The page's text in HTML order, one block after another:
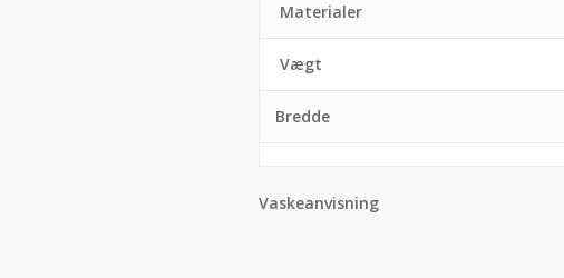
Materialer
Vægt
Bredde
Vaskeanvisning